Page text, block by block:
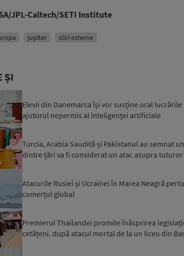
JPL-Caltech/SETI Institute
jupiter stiri externe
ȘI
Elevii din Danemarca își vor susține oral
ajutorul nepermis al inteligenței artificiale
Turcia, Arabia Saudită și Pakistanul au semnat
dintre țări va fi considerat un atac asupra
Atacurile Rusiei și Ucrainei în Marea Neagră
comerțul global
Premierul Thailandei promite înăsprirea
cetățeni, după atacul mortal de la un liceu din